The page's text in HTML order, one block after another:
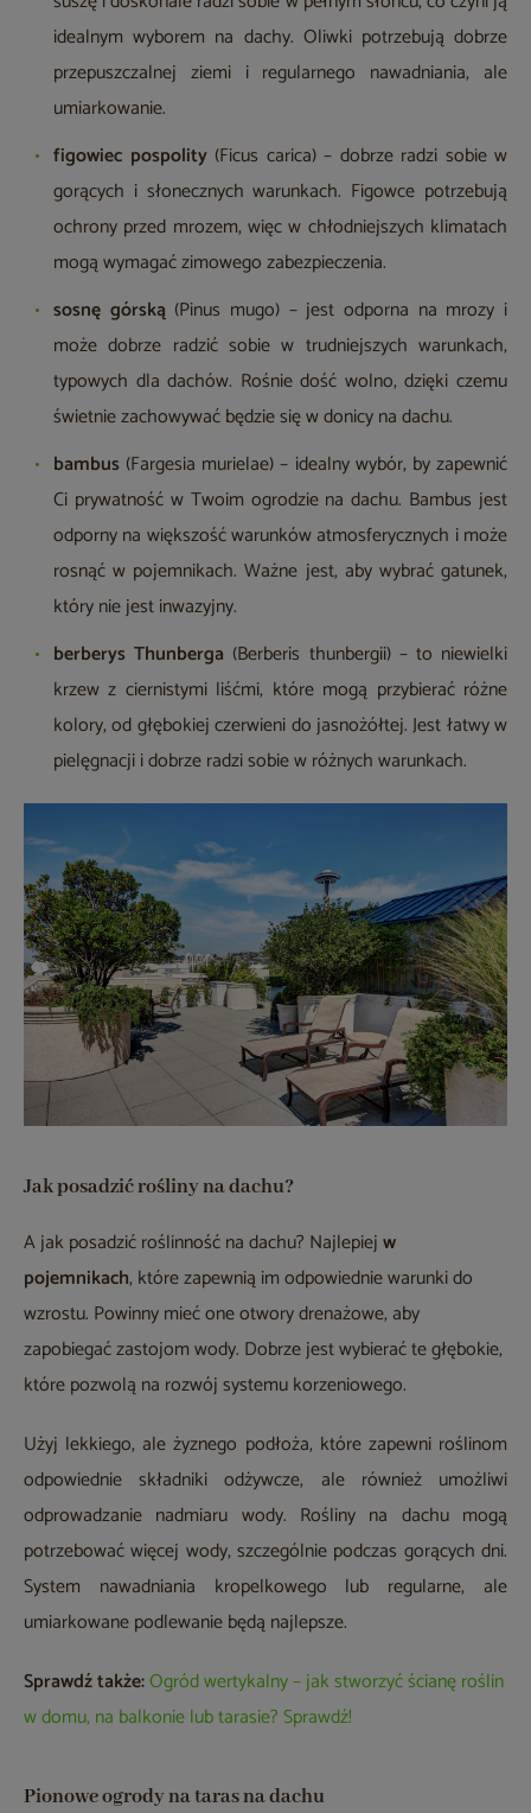
idealnym wyborem na dachy. Oliwki potrzebują dobrze
przepuszczalnej ziemi i regularnego nawadniania, ale
umiarkowanie.
figowiec pospolity(Ficus carica) – dobrze radzi sobie w
gorących i słonecznych warunkach. Figowce potrzebują
ochrony przed mrozem, więc w chłodniejszych klimatach
mogą wymagać zimowego zabezpieczenia.
sosnę górską(Pinus mugo) – jest odporna na mrozy i
może dobrze radzić sobie w trudniejszych warunkach,
typowych dla dachów. Rośnie dość wolno, dzięki czemu
świetnie zachowywać będzie się w donicy na dachu.
bambus (Fargesia murielae) – idealny wybór, by zapewnić
Ci prywatność w Twoim ogrodzie na dachu. Bambus jest
odporny na większość warunków atmosferycznych i może
rosnąć w pojemnikach. Ważne jest, aby wybrać gatunek,
który nie jest inwazyjny.
berberys Thunberga (Berberis thunbergii) – to niewielki
krzew z ciernistymi liśćmi, które mogą przybierać różne
kolory, od głębokiej czerwieni do jasnożółtej. Jest łatwy w
pielęgnacji i dobrze radzi sobie w różnych warunkach.
Jak posadzić rośliny na dachu?
A jak posadzić roślinność na dachu? Najlepiejw
pojemnikach, które zapewnią im odpowiednie warunki do
wzrostu. Powinny mieć one otwory drenażowe, aby
zapobiegać zastojom wody. Dobrze jest wybierać te głębokie,
które pozwolą na rozwój systemu korzeniowego.
Użyj lekkiego, ale żyznego podłoża, które zapewni roślinom
odpowiednie składniki odżywcze, ale również umożliwi
odprowadzanie nadmiaru wody. Rośliny na dachu mogą
potrzebować więcej wody, szczególnie podczas gorących dni.
System nawadniania kropelkowego lub regularne, ale
umiarkowane podlewanie będą najlepsze.
Sprawdź także:Ogród wertykalny – jak stworzyć ścianę roślin
w domu, na balkonie lub tarasie? Sprawdź!
Pionowe ogrody na taras na dachu